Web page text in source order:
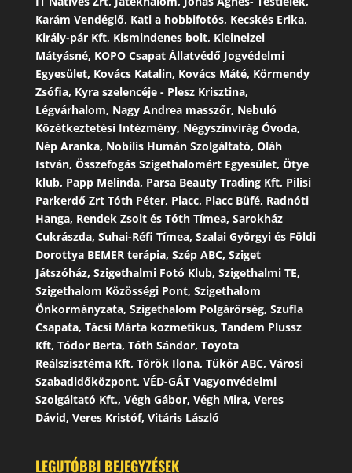
Karám Vendéglő, Kati a hobbifotós, Kecskés Erika,
Király-pár Kft, Kismindenes bolt, Kleineizel
Mátyásné, KOPO Csapat Állatvédő Jogvédelmi
Egyesület, Kovács Katalin, Kovács Máté, Körmendy
Zsófia, Kyra szelencéje - Plesz Krisztina,
Légvárhalom, Nagy Andrea masszőr, Nebuló
Közétkeztetési Intézmény, Négyszínvirág Óvoda,
Nép Aranka, Nobilis Humán Szolgáltató, Oláh
István, Összefogás Szigethalomért Egyesület, Ötye
klub, Papp Melinda, Parsa Beauty Trading Kft, Pilisi
Parkerdő Zrt Tóth Péter, Placc, Placc Büfé, Radnóti
Hanga, Rendek Zsolt és Tóth Tímea, Sarokház
Cukrászda, Suhai-Réfi Tímea, Szalai Györgyi és Földi
Dorottya BEMER terápia, Szép ABC, Sziget
Játszóház, Szigethalmi Fotó Klub, Szigethalmi TE,
Szigethalom Közösségi Pont, Szigethalom
Önkormányzata, Szigethalom Polgárőrség, Szufla
Csapata, Tácsi Márta kozmetikus, Tandem Plussz
Kft, Tódor Berta, Tóth Sándor, Toyota
Reálszisztéma Kft, Török Ilona, Tükör ABC, Városi
Szabadidőközpont, VÉD-GÁT Vagyonvédelmi
Szolgáltató Kft., Végh Gábor, Végh Mira, Veres
Dávid, Veres Kristóf, Vitáris László
LEGUTÓBBI BEJEGYZÉSEK